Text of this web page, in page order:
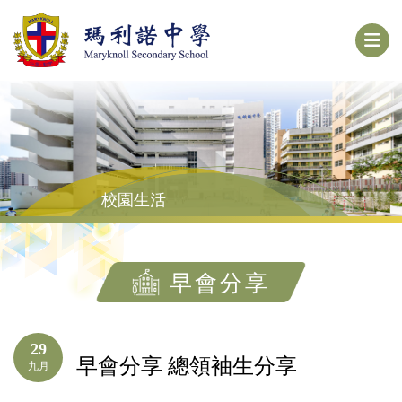
校園生活
早會分享
29
九月 早會分享 總領袖生分享